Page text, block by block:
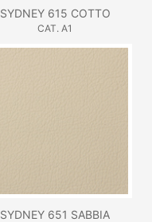
SYDNEY 615 COTTO
CAT. A1
SYDNEY 651 SABBIA